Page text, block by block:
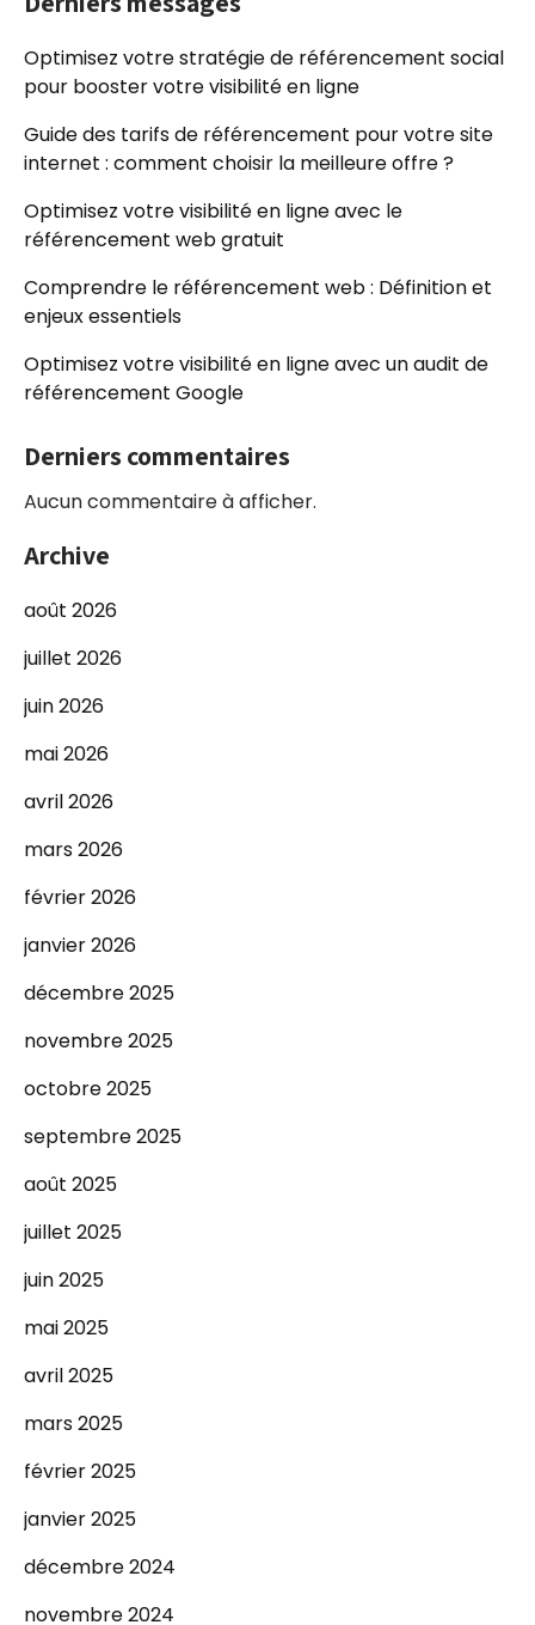
Optimisez votre stratégie de référencement social
pour booster votre visibilité en ligne
Guide des tarifs de référencement pour votre site
internet : comment choisir la meilleure offre ?
Optimisez votre visibilité en ligne avec le
référencement web gratuit
Comprendre le référencement web : Définition et
enjeux essentiels
Optimisez votre visibilité en ligne avec un audit de
référencement Google
Derniers commentaires
Aucun commentaire à afficher.
Archive
août 2026
juillet 2026
juin 2026
mai 2026
avril 2026
mars 2026
février 2026
janvier 2026
décembre 2025
novembre 2025
octobre 2025
septembre 2025
août 2025
juillet 2025
juin 2025
mai 2025
avril 2025
mars 2025
février 2025
janvier 2025
décembre 2024
novembre 2024